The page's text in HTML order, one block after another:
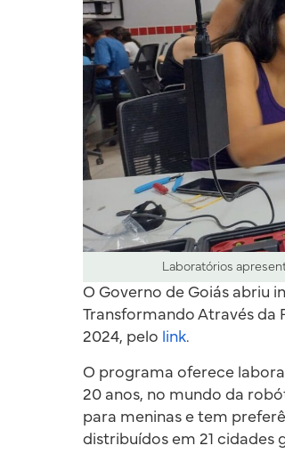
Laboratórios
O Governo de Goiás abriu
Transformando Através da
2024, pelo link.
O programa oferece
20 anos, no mundo da
para meninas e tem
distribuídos em 21 cidades